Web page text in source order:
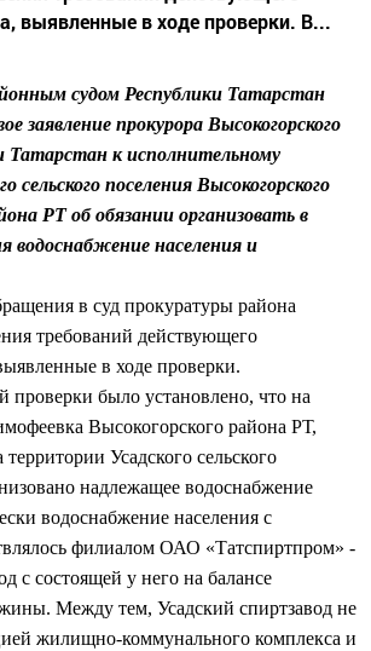
выявленные в ходе проверки. В...
судом Республики Татарстан
заявление прокурора Высокогорского
Татарстан к исполнительному
сельского поселения Высокогорского
РТ об обязании организовать в
водоснабжение населения и
в суд прокуратуры района
требований действующего
в ходе проверки.
проверки было установлено, что на
Высокогорского района РТ,
Усадского сельского
надлежащее водоснабжение
водоснабжение населения с
филиалом ОАО «Татспиртпром» -
с состоящей у него на балансе
Между тем, Усадский спиртзавод не
жилищно-коммунального комплекса и